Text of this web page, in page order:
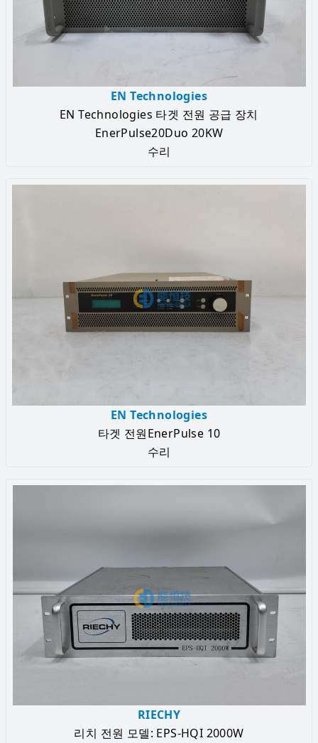
EN Technologies
EN Technologies 타겟 전원 공급 장치
EnerPulse20Duo 20KW
수리
EN Technologies
타겟 전원EnerPulse 10
수리
RIECHY
리치 전원 모델: EPS-HQI 2000W